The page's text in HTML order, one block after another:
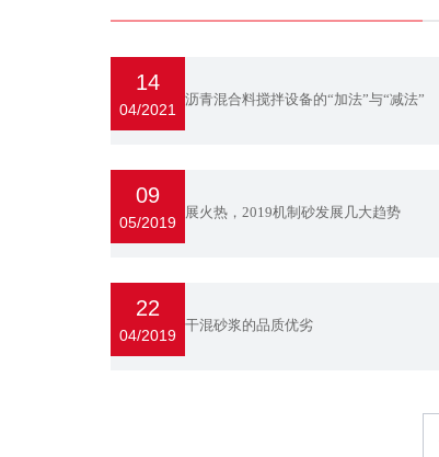
南方路机沥青混合料搅拌设备的“加法”与“减法”
14
04/2021
机制砂发展火热，2019机制砂发展几大趋势
09
05/2019
如何区分干混砂浆的品质优劣
22
04/2019